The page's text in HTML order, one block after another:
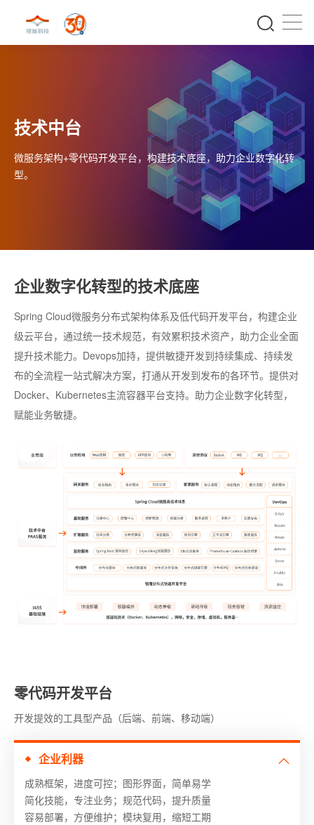
技术中台
微服务架构+零代码开发平台，构建技术底座，助力企业数字化转
型。
企业数字化转型的技术底座
Spring Cloud微服务分布式架构体系及低代码开发平台，构建企业
级云平台，通过统一技术规范，有效累积技术资产， 助力企业全面
提升技术能力。 Devops加持，提供敏捷开发到持续集成、持续发
布的全流程一站式解决方案，打通从开发到发布的各环节。提供对
Docker、Kubernetes主流容器平台支持。助力企业数字化转型，
赋能业务敏捷。
零代码开发平台
开发提效的工具型产品（后端、前端、移动端）
企业利器
成熟框架，进度可控； 图形界面，简单易学
简化技能，专注业务； 规范代码，提升质量
容易部署，方便维护；模块复用，缩短工期